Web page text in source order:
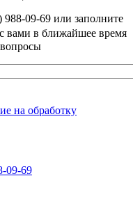
09-69 или заполните
вами в ближайшее время
на обработку
09-69